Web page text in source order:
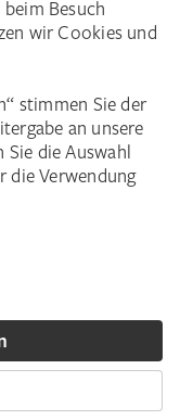
Bildnachweise
vorbehalten.